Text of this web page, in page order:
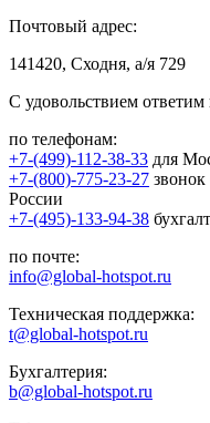
Почтовый адрес:
141420, Сходня, а/я 729
С удовольствием
по телефонам:
+7-(499)-112-38-33 для
+7-(800)-775-23-27 звонок
России
+7-(495)-133-94-38
по почте:
info@global-hotspot.ru
Техническая поддержка:
t@global-hotspot.ru
Бухгалтерия:
b@global-hotspot.ru